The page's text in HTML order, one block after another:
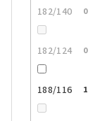
182/140 0
182/124 0
188/116 1